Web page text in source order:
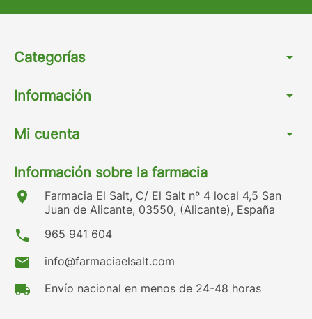
Categorías arrow_drop_down
Información arrow_drop_down
Mi cuenta arrow_drop_down
Información sobre la farmacia
location_on
Farmacia El Salt, C/ El Salt nº 4 local 4,5 San
Juan de Alicante, 03550, (Alicante), España
phone 965 941 604
mail info@farmaciaelsalt.com
local_shipping Envío nacional en menos de 24-48 horas